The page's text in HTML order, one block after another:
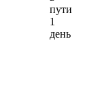
пути
1
день